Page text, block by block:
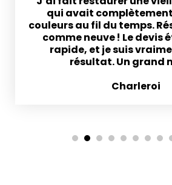
qui avait
couleurs au fil du temps.
comme neuve ! Le devis
rapide, et je suis
résultat. Un grand
Charleroi
1